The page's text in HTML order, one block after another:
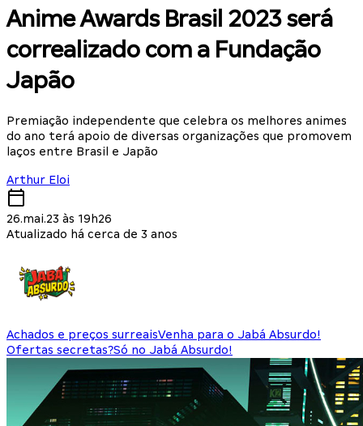
Anime Awards Brasil 2023 será
correalizado com a Fundação
Japão
Premiação independente que celebra os melhores animes
do ano terá apoio de diversas organizações que promovem
laços entre Brasil e Japão
Arthur Eloi
26.mai.23 às 19h26
Atualizado há cerca de 3 anos
Achados e preços surreaisVenha para o Jabá Absurdo!
Ofertas secretas?Só no Jabá Absurdo!